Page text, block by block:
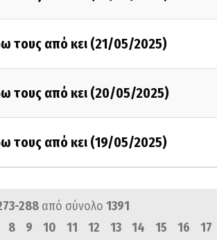
τους από κει (21/05/2025)
τους από κει (20/05/2025)
τους από κει (19/05/2025)
288 από σύνολο 1391
8 9 10 11 12 13 14 15 16 17